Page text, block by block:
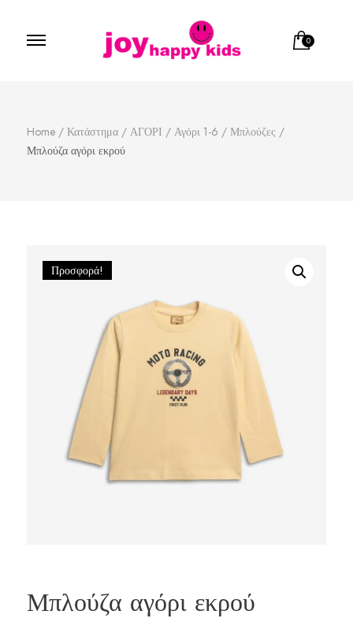
0
Home / Κατάστημα / ΑΓΟΡΙ / Αγόρι 1-6 / Μπλούζες /
Μπλούζα αγόρι εκρού
Προσφορά!
Μπλούζα αγόρι εκρού